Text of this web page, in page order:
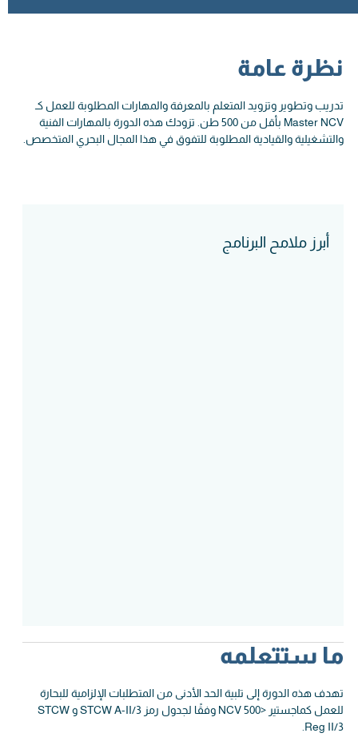
نظرة عامة
تدريب وتطوير وتزويد المتعلم بالمعرفة والمهارات المطلوبة للعمل كـ
Master NCV بأقل من 500 طن. تزودك هذه الدورة بالمهارات الفنية
والتشغيلية والقيادية المطلوبة للتفوق في هذا المجال البحري المتخصص.
أبرز ملامح البرنامج
ما ستتعلمه
تهدف هذه الدورة إلى تلبية الحد الأدنى من المتطلبات الإلزامية للبحارة
للعمل كماجستير <500 NCV وفقًا لجدول رمز STCW A-II/3 و STCW
Reg II/3.